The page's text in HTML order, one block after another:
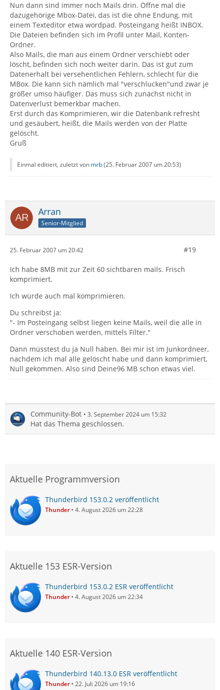
Nun dann sind immer noch Mails drin. Öffne mal die
dazugehörige Mbox-Datei, das ist die ohne Endung, mit
einem Texteditor etwa wordpad. Posteingang heißt INBOX.
Die Dateien befinden sich im Profil unter Mail, Konten-
Ordner.
Also Mails, die man aus einem Ordner verschiebt oder
löscht, befinden sich noch weiter darin. Das ist gut zum
Datenerhalt bei versehentlichen Fehlern, schlecht für die
MBox. Die kann sich nämlich mal "verschlucken"und zwar je
größer umso häufiger. Das muss sich zunächst nicht in
Datenverlust bemerkbar machen.
Erst durch das Komprimieren, wir die Datenbank refresht
und gesäubert, heißt, die Mails werden von der Platte
gelöscht.
Gruß
Einmal editiert, zuletzt von mrb(25. Februar 2007 um 20:53)
Arran
Senior-Mitglied
25. Februar 2007 um 20:42 #19
Ich habe 8MB mit zur Zeit 60 sichtbaren mails. Frisch
komprimiert.
Ich würde auch mal komprimieren.
Du schreibst ja:
"- Im Posteingang selbst liegen keine Mails, weil die alle in
Ordner verschoben werden, mittels Filter."
Dann müsstest du ja Null haben. Bei mir ist im Junkordneer,
nachdem ich mal alle gelöscht habe und dann komprimiert,
Null gekommen. Also sind Deine96 MB schon etwas viel.
Community-Bot 3. September 2024 um 15:32
Hat das Thema geschlossen.
Aktuelle Programmversion
Thunderbird 153.0.2 veröffentlicht
Thunder 4. August 2026 um 22:28
Aktuelle 153 ESR-Version
Thunderbird 153.0.2 ESR veröffentlicht
Thunder 4. August 2026 um 22:34
Aktuelle 140 ESR-Version
Thunderbird 140.13.0 ESR veröffentlicht
Thunder 22. Juli 2026 um 19:16